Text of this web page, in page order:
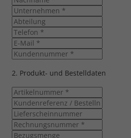
2. Produkt- und Bestelldaten